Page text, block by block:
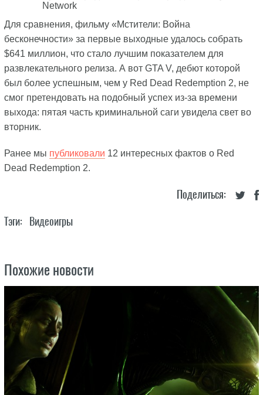
Network
Для сравнения, фильму «Мстители: Война
бесконечности» за первые выходные удалось собрать
$641 миллион, что стало лучшим показателем для
развлекательного релиза. А вот GTA V, дебют которой
был более успешным, чем у Red Dead Redemption 2, не
смог претендовать на подобный успех из-за времени
выхода: пятая часть криминальной саги увидела свет во
вторник.
Ранее мы публиковали 12 интересных фактов о Red
Dead Redemption 2.
Поделиться:
Тэги: Видеоигры
Похожие новости